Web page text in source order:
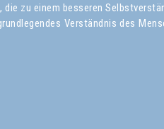
zu einem besseren
Verständnis des